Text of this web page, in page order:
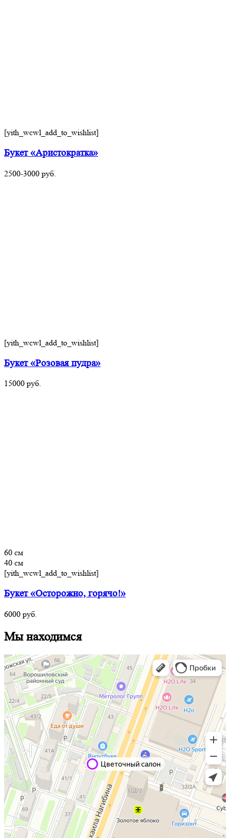
[yith_wcwl_add_to_wishlist]
Букет «Аристократка»
2500-3000 руб.
[yith_wcwl_add_to_wishlist]
Букет «Розовая пудра»
15000 руб.
60 см
40 см
[yith_wcwl_add_to_wishlist]
Букет «Осторожно, горячо!»
6000 руб.
Мы находимся